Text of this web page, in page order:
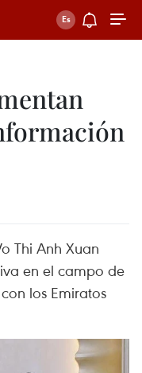
Thi Anh Xuan
en el campo de
los Emiratos